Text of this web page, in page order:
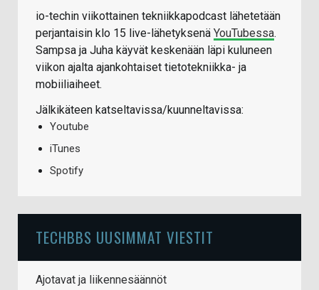
io-techin viikottainen tekniikkapodcast lähetetään
perjantaisin klo 15 live-lähetyksenä YouTubessa.
Sampsa ja Juha käyvät keskenään läpi kuluneen
viikon ajalta ajankohtaiset tietotekniikka- ja
mobiiliaiheet.
Jälkikäteen katseltavissa/kuunneltavissa:
Youtube
iTunes
Spotify
TECHBBS UUSIMMAT VIESTIT
Ajotavat ja liikennesäännöt